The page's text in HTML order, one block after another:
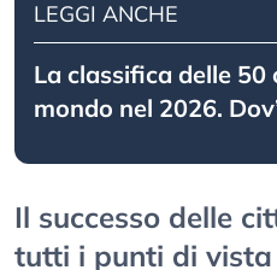
LEGGI ANCHE
La classifica delle 50
mondo nel 2026.
Il successo delle
tutti i punti di vista